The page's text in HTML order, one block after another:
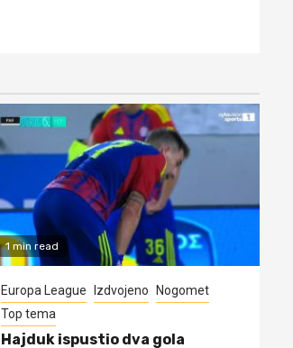
1 min read
Europa League Izdvojeno
Nogomet
Top tema
Hajduk ispustio dva gola